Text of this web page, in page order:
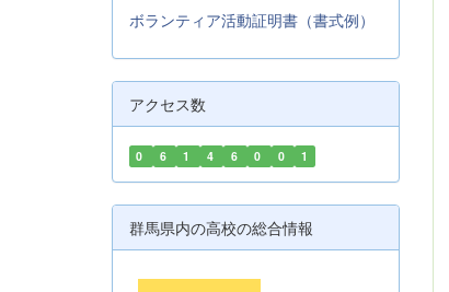
ボランティア活動証明書（書式例）
アクセス数
0 6 1 4 6 0 0 1
群馬県内の高校の総合情報